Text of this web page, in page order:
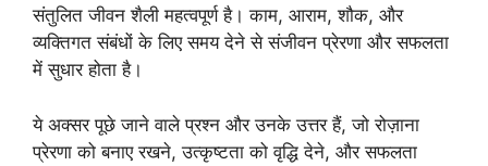
संतुलित जीवन शैली महत्वपूर्ण है। काम, आराम, शौक, और
व्यक्तिगत संबंधों के लिए समय देने से संजीवन प्रेरणा और सफलता
में सुधार होता है।
ये अक्सर पूछे जाने वाले प्रश्न और उनके उत्तर हैं, जो रोज़ाना
प्रेरणा को बनाए रखने, उत्कृष्टता को वृद्धि देने, और सफलता